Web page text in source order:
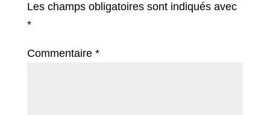
Les champs obligatoires sont indiqués avec
*
Commentaire *